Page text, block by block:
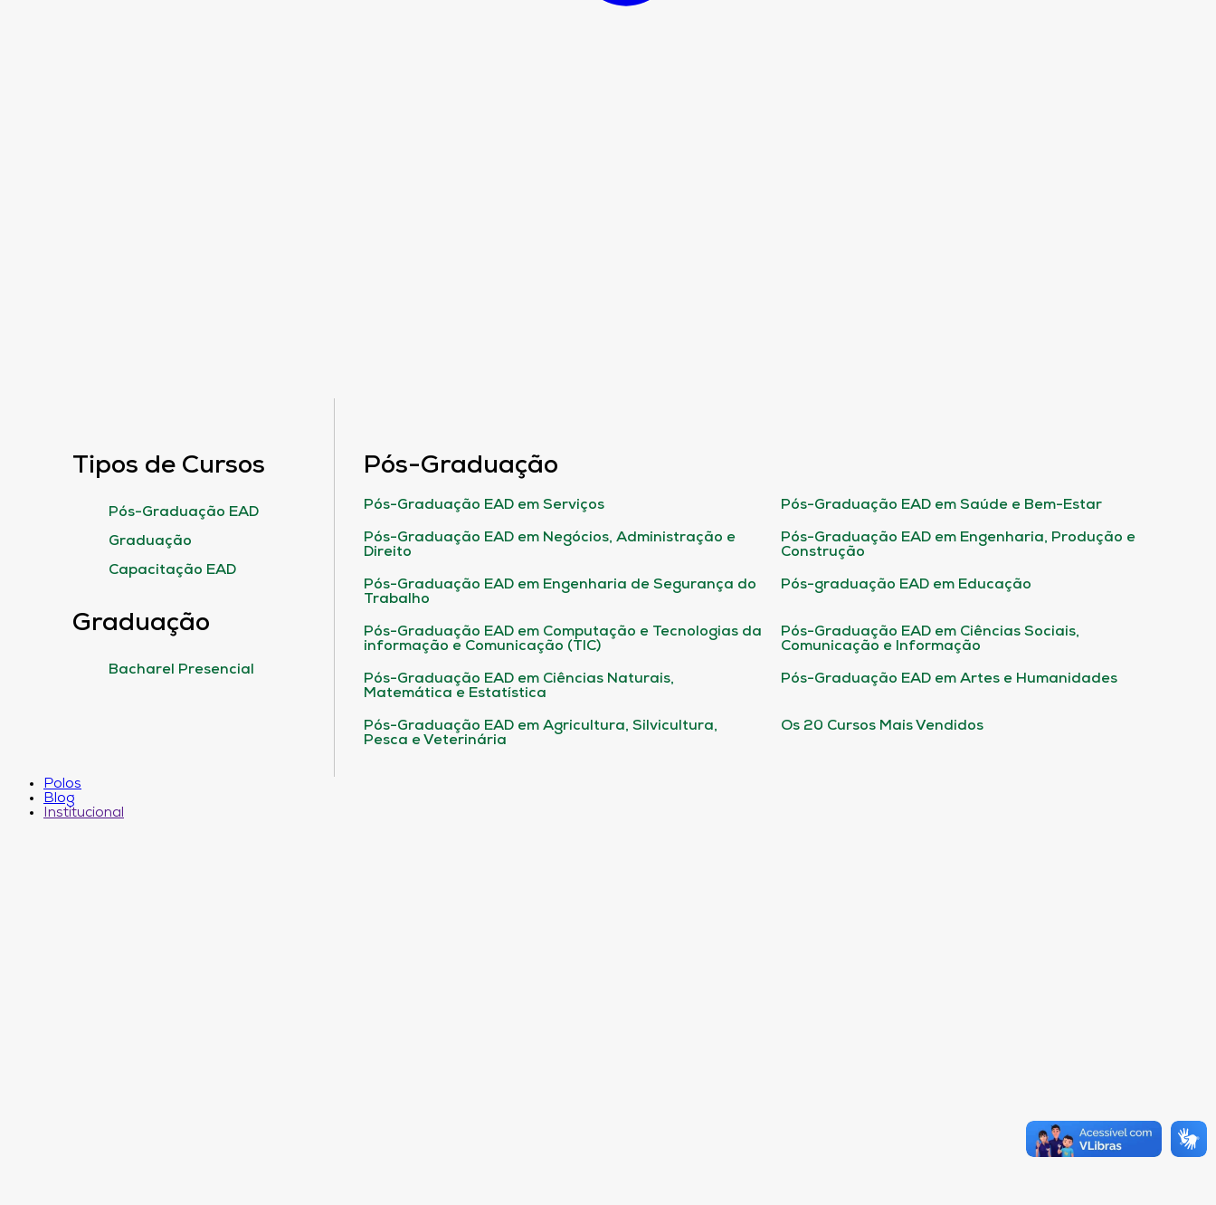
Tipos de Cursos
Pós-Graduação EAD
Graduação
Capacitação EAD
Graduação
Bacharel Presencial
Pós-Graduação
Pós-Graduação EAD em Serviços Pós-Graduação EAD em Saúde e Bem-Estar
Pós-Graduação EAD em Negócios, Administração e
Direito
Pós-Graduação EAD em Engenharia, Produção e
Construção
Pós-Graduação EAD em Engenharia de Segurança do
Trabalho
Pós-graduação EAD em Educação
Pós-Graduação EAD em Computação e Tecnologias da
informação e Comunicação (TIC)
Pós-Graduação EAD em Ciências Sociais,
Comunicação e Informação
Pós-Graduação EAD em Ciências Naturais,
Matemática e Estatística
Pós-Graduação EAD em Artes e Humanidades
Pós-Graduação EAD em Agricultura, Silvicultura,
Pesca e Veterinária
Os 20 Cursos Mais Vendidos
Polos
Blog
Institucional